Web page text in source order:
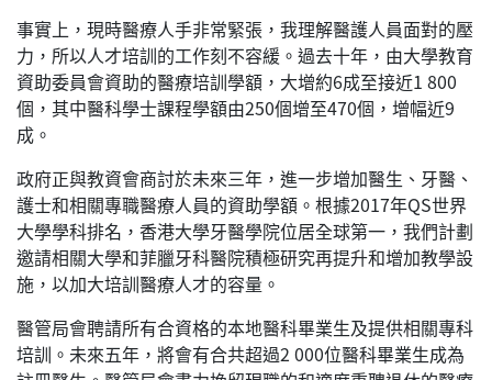
事實上，現時醫療人手非常緊張，我理解醫護人員面對的壓
力，所以人才培訓的工作刻不容緩。過去十年，由大學教育
資助委員會資助的醫療培訓學額，大增約6成至接近1 800
個，其中醫科學士課程學額由250個增至470個，增幅近9
成。
政府正與教資會商討於未來三年，進一步增加醫生、牙醫、
護士和相關專職醫療人員的資助學額。根據2017年QS世界
大學學科排名，香港大學牙醫學院位居全球第一，我們計劃
邀請相關大學和菲臘牙科醫院積極研究再提升和增加教學設
施，以加大培訓醫療人才的容量。
醫管局會聘請所有合資格的本地醫科畢業生及提供相關專科
培訓。未來五年，將會有合共超過2 000位醫科畢業生成為